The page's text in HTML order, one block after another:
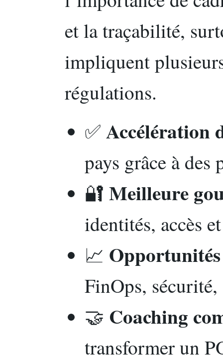
et la traçabilité,
impliquent
régulations.
✅ Accélération
pays grâce à
🔐 Meilleure
identités, accès
📈
FinOps,
🤝 Coaching
transformer un